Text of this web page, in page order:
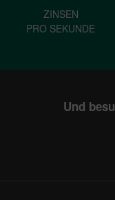
ZINSEN
PRO SEKUNDE
Und